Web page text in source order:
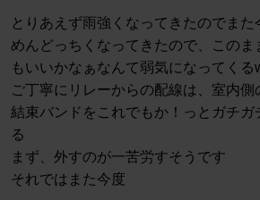
とりあえず雨強くなってきたのでまた
めんどっちくなってきたので、この
もいいかなぁなんて弱気になってくる
ご丁寧にリレーからの配線は、室内側
結束バンドをこれでもか！っとガチガ
る
まず、外すのが一苦労すそうです
それではまた今度